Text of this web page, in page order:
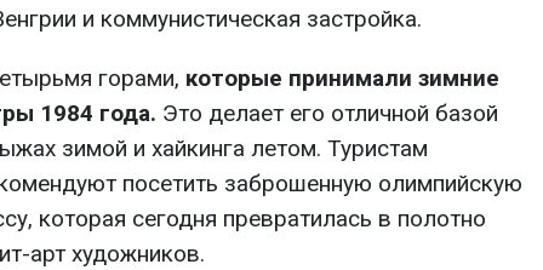
и коммунистическая застройка.
горами, которые принимали зимние
1984 года. Это делает его отличной базой
зимой и хайкинга летом. Туристам
посетить заброшенную олимпийскую
которая сегодня превратилась в полотно
арт художников.